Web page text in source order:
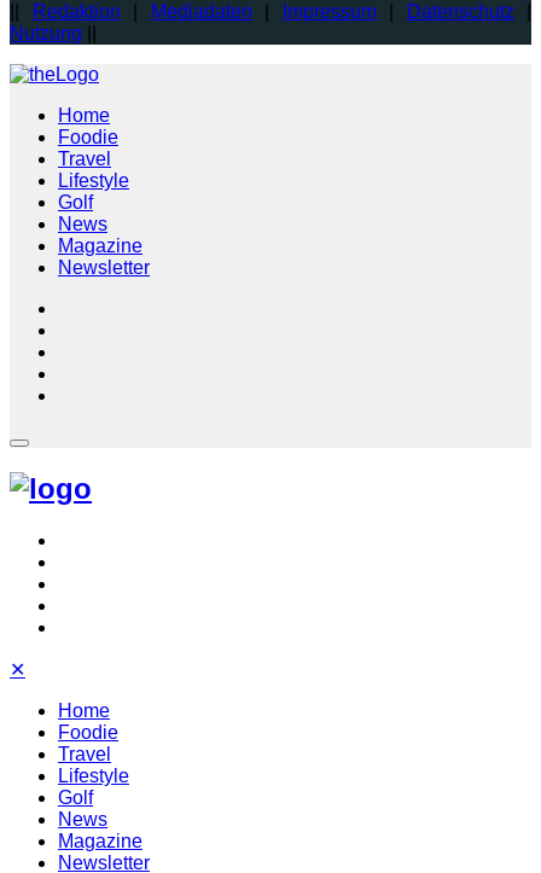
Redaktion Mediadaten Impressum| Datenschutz
Nutzung
Home
Foodie
Travel
Lifestyle
Golf
News
Magazine
Newsletter
✕
Home
Foodie
Travel
Lifestyle
Golf
News
Magazine
Newsletter